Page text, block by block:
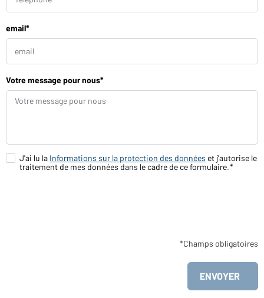
m
s
email*
Votre message pour nous*
J'ai lu la Informations sur la protection des données et j'autorise le
traitement de mes données dans le cadre de ce formulaire.
*Champs obligatoires
Envoyer